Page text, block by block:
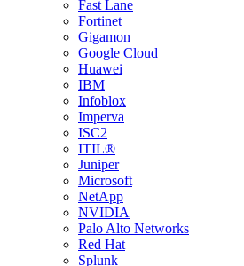
Fast Lane
Fortinet
Gigamon
Google Cloud
Huawei
IBM
Infoblox
Imperva
ISC2
ITIL®
Juniper
Microsoft
NetApp
NVIDIA
Palo Alto Networks
Red Hat
Splunk